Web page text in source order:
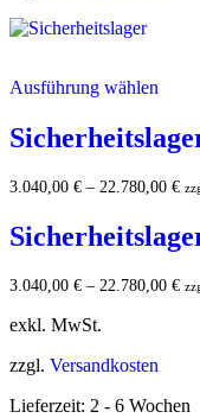
Ausführung wählen
3.040,00 € – 22.780,00 €
3.040,00 € – 22.780,00 €
exkl. MwSt.
zzgl. Versandkosten
Lieferzeit: 2 - 6 Wochen